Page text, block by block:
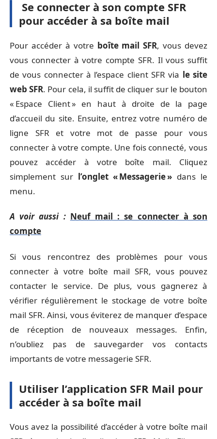
Se connecter à son compte SFR
pour accéder à sa boîte mail
Pour accéder à votre boîte mail SFR, vous devez
vous connecter à votre compte SFR. Il vous suffit
de vous connecter à l’espace client SFR via le site
web SFR. Pour cela, il suffit de cliquer sur le bouton
« Espace Client » en haut à droite de la page
d’accueil du site. Ensuite, entrez votre numéro de
ligne SFR et votre mot de passe pour vous
connecter à votre compte. Une fois connecté, vous
pouvez accéder à votre boîte mail. Cliquez
simplement sur l’onglet « Messagerie » dans le
menu.
A voir aussi : Neuf mail : se connecter à son
compte
Si vous rencontrez des problèmes pour vous
connecter à votre boîte mail SFR, vous pouvez
contacter le service. De plus, vous gagnerez à
vérifier régulièrement le stockage de votre boîte
mail SFR. Ainsi, vous éviterez de manquer d’espace
de réception de nouveaux messages. Enfin,
n’oubliez pas de sauvegarder vos contacts
importants de votre messagerie SFR.
Utiliser l’application SFR Mail pour
accéder à sa boîte mail
Vous avez la possibilité d’accéder à votre boîte mail